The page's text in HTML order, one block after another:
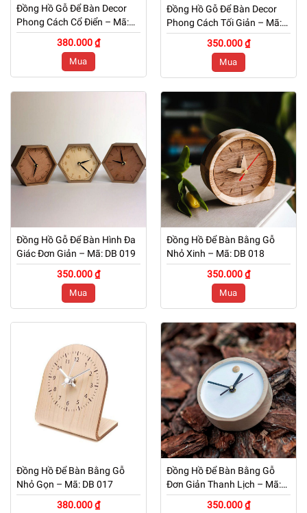
Đồng Hồ Gỗ Để Bàn Decor
Phong Cách Cổ Điển – Mã:
DB 021
380.000 ₫
Mua
Đồng Hồ Gỗ Để Bàn Decor
Phong Cách Tối Giản – Mã:
DB 020
350.000 ₫
Mua
Đồng Hồ Gỗ Để Bàn Hình Đa
Giác Đơn Giản – Mã: DB 019
350.000 ₫
Mua
Đồng Hồ Để Bàn Bằng Gỗ
Nhỏ Xinh – Mã: DB 018
350.000 ₫
Mua
Đồng Hồ Để Bàn Bằng Gỗ
Nhỏ Gọn – Mã: DB 017
380.000 ₫
Đồng Hồ Để Bàn Bằng Gỗ
Đơn Giản Thanh Lịch – Mã:
DB 016
350.000 ₫